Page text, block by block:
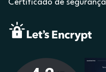
Certificado de segurança